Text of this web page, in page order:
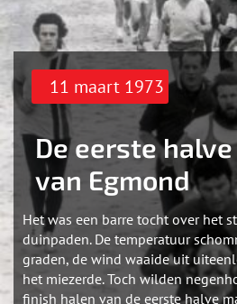
11 maart 1973
De eerste
van Egmond
Het was een barre tocht over het
duinpaden. De temperatuur
graden, de wind waaide uit
het miezerde. Toch wilden
finish halen van de eerste halve